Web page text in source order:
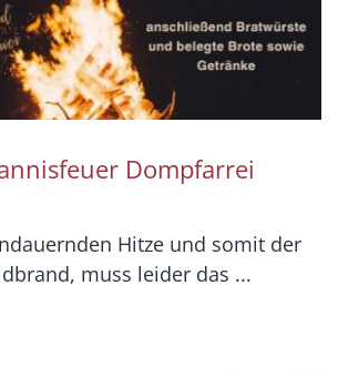
Dompfarrei
Hitze und somit der
muss leider das ...